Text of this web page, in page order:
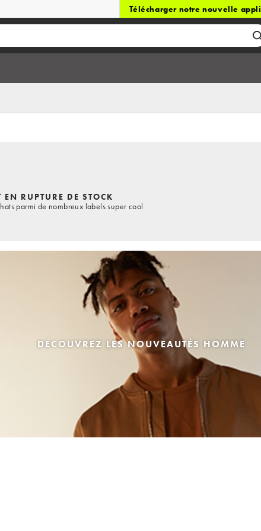
Télécharger notre nouvelle appli
RUPTURE DE STOCK
parmi de nombreux labels super cool
DÉCOUVREZ LES NOUVEAUTÉS HOMME